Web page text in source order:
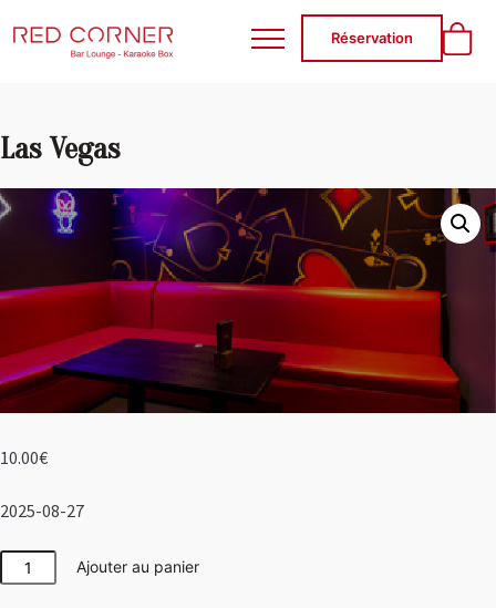
RED CORNER
Réservation
Las Vegas
10.00€
2025-08-27
quantité
de
Ajouter au panier